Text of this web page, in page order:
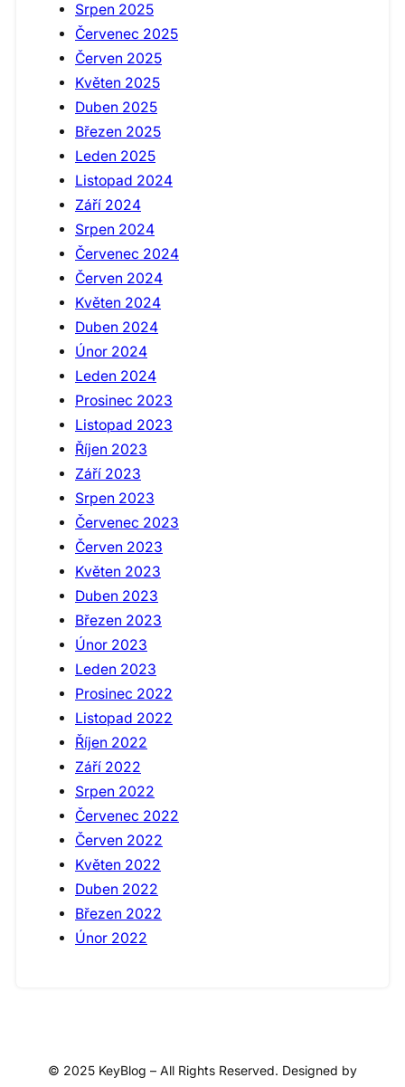
Srpen 2025
Červenec 2025
Červen 2025
Květen 2025
Duben 2025
Březen 2025
Leden 2025
Listopad 2024
Září 2024
Srpen 2024
Červenec 2024
Červen 2024
Květen 2024
Duben 2024
Únor 2024
Leden 2024
Prosinec 2023
Listopad 2023
Říjen 2023
Září 2023
Srpen 2023
Červenec 2023
Červen 2023
Květen 2023
Duben 2023
Březen 2023
Únor 2023
Leden 2023
Prosinec 2022
Listopad 2022
Říjen 2022
Září 2022
Srpen 2022
Červenec 2022
Červen 2022
Květen 2022
Duben 2022
Březen 2022
Únor 2022
© 2025 KeyBlog – All Rights Reserved. Designed by